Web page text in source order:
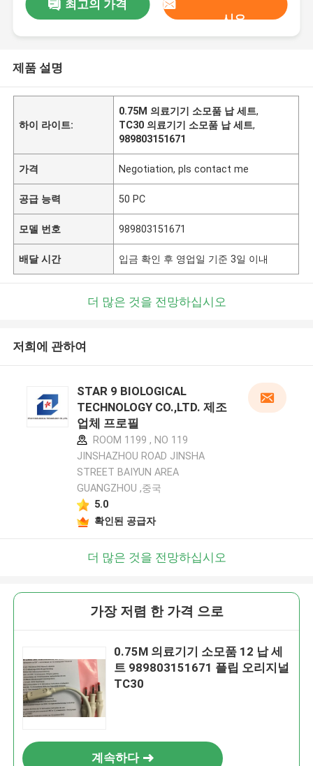
최고의 가격
시오
제품 설명
하이 라이트:
0.75M 의료기기 소모품 납 세트,
TC30 의료기기 소모품 납 세트,
989803151671
가격 Negotiation, pls contact me
공급 능력 50 PC
모델 번호 989803151671
배달 시간 입금 확인 후 영업일 기준 3일 이내
더 많은 것을 전망하십시오
저희에 관하여
STAR 9 BIOLOGICAL
TECHNOLOGY CO.,LTD. 제조
업체 프로필
ROOM 1199 , NO 119
JINSHAZHOU ROAD JINSHA
STREET BAIYUN AREA
GUANGZHOU ,중국
5.0
확인된 공급자
더 많은 것을 전망하십시오
가장 저렴 한 가격 으로
0.75M 의료기기 소모품 12 납 세
트 989803151671 플립 오리지널
TC30
계속하다